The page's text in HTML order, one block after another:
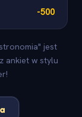
-500
jest
ankiet w stylu